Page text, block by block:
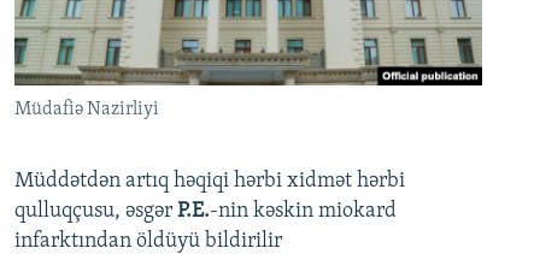
Müdafiə Nazirliyi
Müddətdən artıq həqiqi hərbi xidmət hərbi
qulluqçusu, əsgər P.E.-nin kəskin miokard
infarktından öldüyü bildirilir